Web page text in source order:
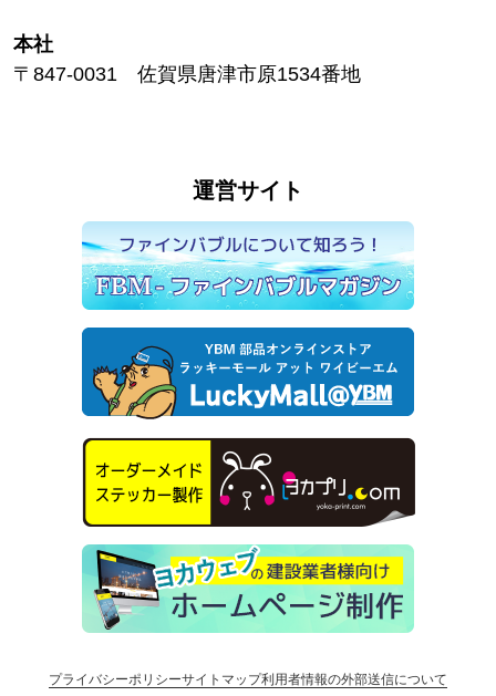
本社
〒847-0031 佐賀県唐津市原1534番地
運営サイト
プライバシーポリシーサイトマップ利用者情報の外部送信について